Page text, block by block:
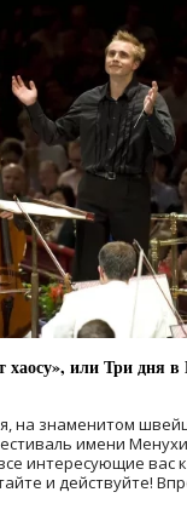
хаосу», или Три дня в
на знаменитом
имени
интересующие вас
и действуйте!